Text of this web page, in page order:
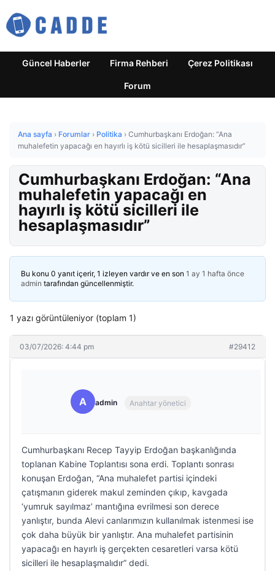
Güncel Haberler Firma Rehberi Çerez Politikası
Forum
Ana sayfa › Forumlar › Politika › Cumhurbaşkanı Erdoğan: “Ana
muhalefetin yapacağı en hayırlı iş kötü sicilleri ile hesaplaşmasıdır”
Cumhurbaşkanı Erdoğan: “Ana
muhalefetin yapacağı en
hayırlı iş kötü sicilleri ile
hesaplaşmasıdır”
Bu konu 0 yanıt içerir, 1 izleyen vardır ve en son 1 ay 1 hafta önce
admin tarafından güncellenmiştir.
1 yazı görüntüleniyor (toplam 1)
03/07/2026: 4:44 pm #29412
A admin Anahtar yönetici
Cumhurbaşkanı Recep Tayyip Erdoğan başkanlığında
toplanan Kabine Toplantısı sona erdi. Toplantı sonrası
konuşan Erdoğan, “Ana muhalefet partisi içindeki
çatışmanın giderek makul zeminden çıkıp, kavgada
‘yumruk sayılmaz’ mantığına evrilmesi son derece
yanlıştır, bunda Alevi canlarımızın kullanılmak istenmesi ise
çok daha büyük bir yanlıştır. Ana muhalefet partisinin
yapacağı en hayırlı iş gerçekten cesaretleri varsa kötü
sicilleri ile hesaplaşmalıdır” dedi.